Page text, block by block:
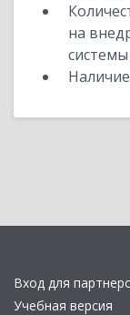
на
Вход для
Учебная версия